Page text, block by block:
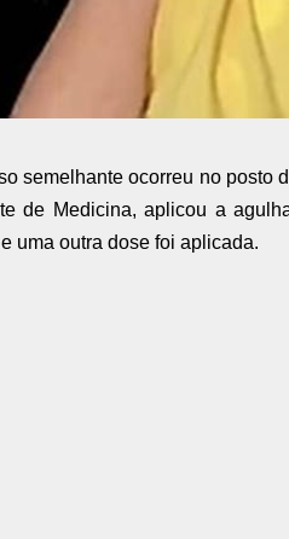
semelhante ocorreu no posto
de Medicina, aplicou a
uma outra dose foi aplicada.